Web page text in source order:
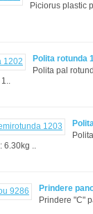
Piciorus plastic
Polita rotunda
Polita pal
6.30kg ..
Prindere
Prindere